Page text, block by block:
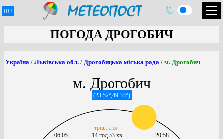
RU
ПОГОДА ДРОГОБИЧ
Україна / Львівська обл. / Дрогобицька міська рада / м. Дрогобич
м. Дрогобич
(23.52°,49.33°)
06:05
14 год 53 хв
трив. дня
20:58